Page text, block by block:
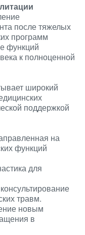
после тяжелых
программ
функций
к полноценной
широкий
поддержкой
на
функций
для
травм.
новым
в